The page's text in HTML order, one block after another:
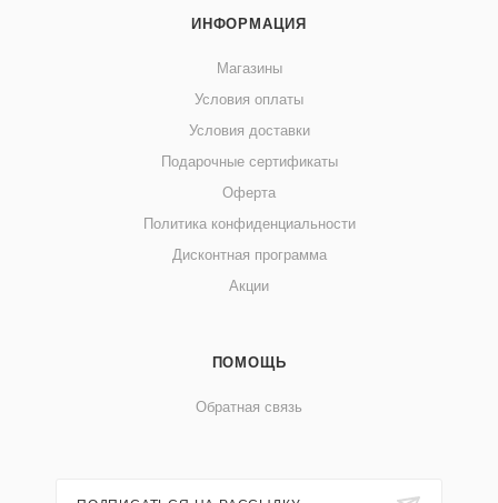
ИНФОРМАЦИЯ
Магазины
Условия оплаты
Условия доставки
Подарочные сертификаты
Оферта
Политика конфиденциальности
Дисконтная программа
Акции
ПОМОЩЬ
Обратная связь